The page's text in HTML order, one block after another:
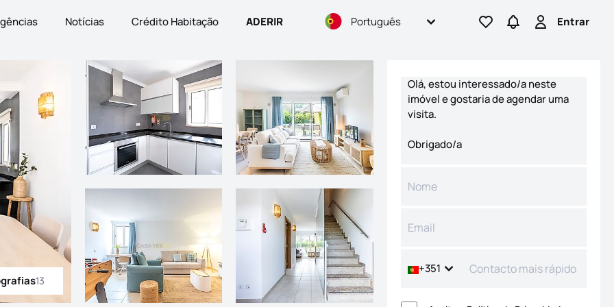
Notícias Crédito Habitação ADERIR Português Ir para os favoritos
Ir para pesquisas
Entrar
Entrar
as fotografias
13
+351